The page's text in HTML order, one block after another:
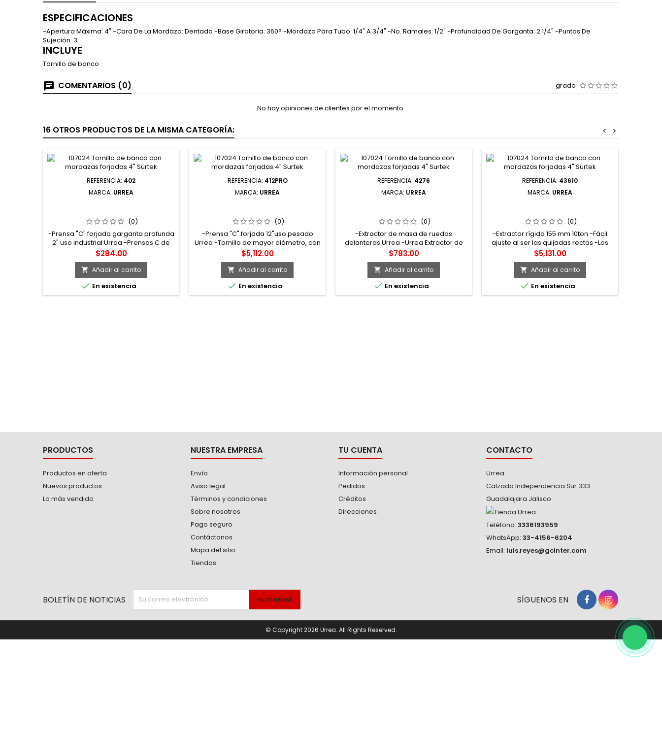
ESPECIFICACIONES
-Apertura Máxima: 4" -Cara De La Mordaza: Dentada -Base Giratoria: 360° -Mordaza Para Tubo: 1/4" A 3/4" -No. Ramales: 1/2" -Profundidad De Garganta: 2 1/4" -Puntos De
Sujeción: 3
INCLUYE
Tornillo de banco
COMENTARIOS (0) grado
No hay opiniones de clientes por el momento.
16 OTROS PRODUCTOS DE LA MISMA CATEGORÍA: >
<
REFERENCIA: 402
MARCA: URREA
(0)
-Prensa "C" forjada garganta profunda
2" uso industrial Urrea -Prensas C de
cuerpo forjado y garganta profunda,
ideal como elemento de sujeción en
trabajos donde se requiere inmovilizar
piezas y maniobrar con mayor
seguridad -Fundamentalmente usada
en trabajos de soldadura, en talleres e
Precio
$284.00
 Añadir al carrito
 En existencia
REFERENCIA: 412PRO
MARCA: URREA
(0)
-Prensa "C" forjada 12"uso pesado
Urrea -Tornillo de mayor diámetro, con
mango deslizante en "T" para mayor
comodidad y con rosca cuadrado
acme para mayor facilidad de vueltas.
-Diseño con esquinas reforzadas.
Precio
$5,112.00
 Añadir al carrito
 En existencia
REFERENCIA: 4276
MARCA: URREA
(0)
-Extractor de masa de ruedas
delanteras Urrea -Urrea Extractor de
masa de ruedas delanteras -Evita
dañar los baleros al retirar la masa de
la rueda, ya que se genera una fuerza
totalmente perpendicular -Ajuste
máximo 4 1/2"
Precio
$783.00
 Añadir al carrito
 En existencia
REFERENCIA: 43610
MARCA: URREA
(0)
-Extractor rígido 155 mm 10ton -Fácil
ajuste al ser las quijadas rectas -Los
modelos 43610 cuentan con tornillo de
cabeza cuadrada, brindando mayor
seguridad al utilizarse con una llave de
boca española -También cuentan con
punto retráctil para adaptarse mejor a
la superficie de apoyo -Tornillo
Precio
$5,131.00
 Añadir al carrito
 En existencia
PRODUCTOS
Productos en oferta
Nuevos productos
Lo más vendido
NUESTRA EMPRESA
Envío
Aviso legal
Términos y condiciones
Sobre nosotros
Pago seguro
Contáctanos
Mapa del sitio
Tiendas
TU CUENTA
Información personal
Pedidos
Créditos
Direcciones
CONTACTO
Urrea
Calzada Independencia Sur 333
Guadalajara Jalisco
Teléfono: 3336193959
WhatsApp: 33-4156-6204
Email: luis.reyes@gcinter.com
BOLETÍN DE NOTICIAS SÍGUENOS EN
© Copyright 2026 Urrea. All Rights Reserved.